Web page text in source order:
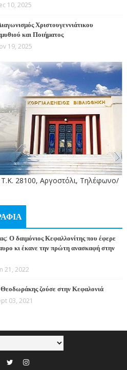
10, 2025
Χριστουγεννιάτικου
και Ποιήματος
19, 2025
28100, Αργοστόλι, Τηλέφωνο/
Ο δαιμόνιος Κεφαλλονίτης που έφερε
κι έκανε την πρώτη ανασκαφή στην
21, 2022
ζούσε στην Κεφαλονιά
03, 2021